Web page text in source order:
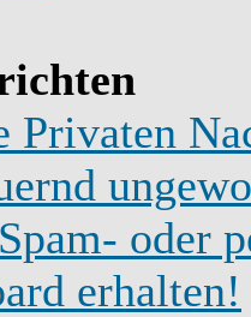
Privaten
oder
erhalten!